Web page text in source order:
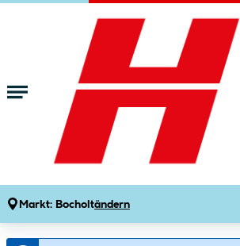
Zum Hauptinhalt springen
Markt: Bocholtändern
Suchseiten Blumenständer
Blumenständer